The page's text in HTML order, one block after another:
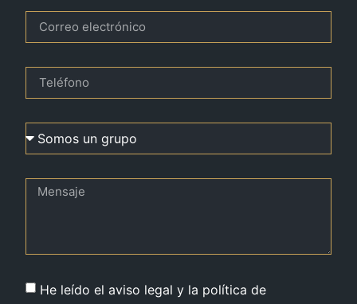
He leído el aviso legal y la política de